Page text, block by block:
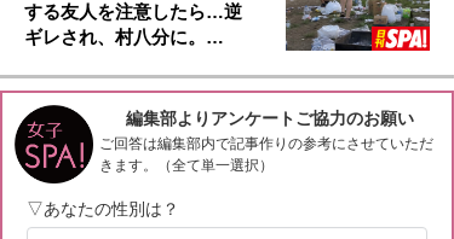
する友人を注意したら…逆
ギレされ、村八分に。…